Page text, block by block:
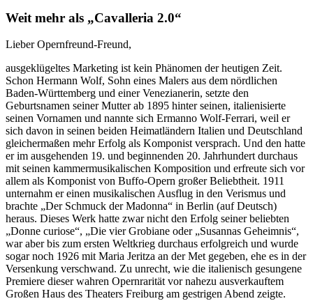
Weit mehr als „Cavalleria 2.0“
Lieber Opernfreund-Freund,
ausgeklügeltes Marketing ist kein Phänomen der heutigen Zeit.
Schon Hermann Wolf, Sohn eines Malers aus dem nördlichen
Baden-Württemberg und einer Venezianerin, setzte den
Geburtsnamen seiner Mutter ab 1895 hinter seinen, italienisierte
seinen Vornamen und nannte sich Ermanno Wolf-Ferrari, weil er
sich davon in seinen beiden Heimatländern Italien und Deutschland
gleichermaßen mehr Erfolg als Komponist versprach. Und den hatte
er im ausgehenden 19. und beginnenden 20. Jahrhundert durchaus
mit seinen kammermusikalischen Komposition und erfreute sich vor
allem als Komponist von Buffo-Opern großer Beliebtheit. 1911
unternahm er einen musikalischen Ausflug in den Verismus und
brachte „Der Schmuck der Madonna“ in Berlin (auf Deutsch)
heraus. Dieses Werk hatte zwar nicht den Erfolg seiner beliebten
„Donne curiose“, „Die vier Grobiane oder „Susannas Geheimnis“,
war aber bis zum ersten Weltkrieg durchaus erfolgreich und wurde
sogar noch 1926 mit Maria Jeritza an der Met gegeben, ehe es in der
Versenkung verschwand. Zu unrecht, wie die italienisch gesungene
Premiere dieser wahren Opernrarität vor nahezu ausverkauftem
Großen Haus des Theaters Freiburg am gestrigen Abend zeigte.